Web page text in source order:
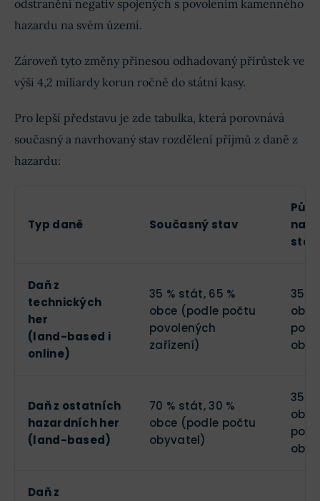
odstranění negativ spojených s povolením kamenného
hazardu na svém území.
Zároveň tyto změny přinesou odhadovaný přírůstek ve
výši 4,2 miliardy korun ročně do státní kasy.
Pro lepší představu je zde tabulka, která porovnává
současný a navrhovaný stav rozdělení příjmů z daně z
hazardu:
Typ daně Současný stav
stav
Daň z
technických
her
(land-based i
online)
35 % stát, 65 %
obce (podle počtu
povolených
zařízení)
35
Daň z ostatních
hazardních her
(land-based)
70 % stát, 30 %
obce (podle počtu
obyvatel)
35
Daň z